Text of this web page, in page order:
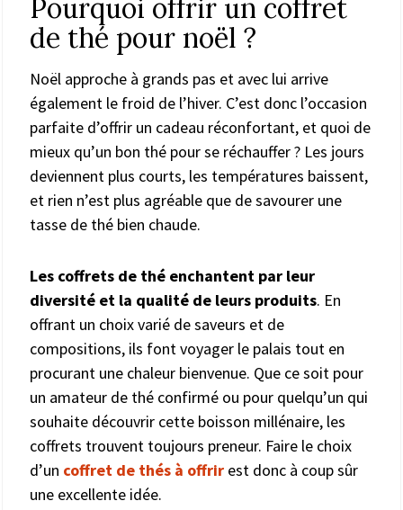
Pourquoi offrir un coffret
de thé pour noël ?
Noël approche à grands pas et avec lui arrive
également le froid de l’hiver. C’est donc l’occasion
parfaite d’offrir un cadeau réconfortant, et quoi de
mieux qu’un bon thé pour se réchauffer ? Les jours
deviennent plus courts, les températures baissent,
et rien n’est plus agréable que de savourer une
tasse de thé bien chaude.
Les coffrets de thé enchantent par leur
diversité et la qualité de leurs produits. En
offrant un choix varié de saveurs et de
compositions, ils font voyager le palais tout en
procurant une chaleur bienvenue. Que ce soit pour
un amateur de thé confirmé ou pour quelqu’un qui
souhaite découvrir cette boisson millénaire, les
coffrets trouvent toujours preneur. Faire le choix
d’un coffret de thés à offrir est donc à coup sûr
une excellente idée.